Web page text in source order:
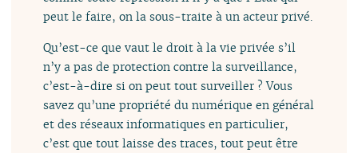
peut le faire, on la sous-traite à un acteur privé.
Qu’est-ce que vaut le droit à la vie privée s’il
n’y a pas de protection contre la surveillance,
c’est-à-dire si on peut tout surveiller ? Vous
savez qu’une propriété du numérique en général
et des réseaux informatiques en particulier,
c’est que tout laisse des traces, tout peut être